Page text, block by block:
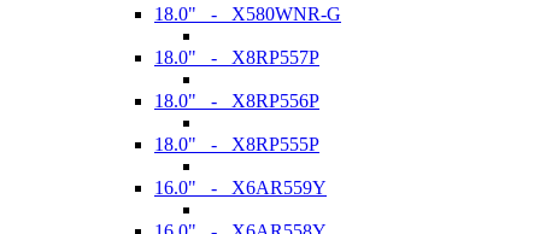
18.0" - X580WNR-G
18.0" - X8RP557P
18.0" - X8RP556P
18.0" - X8RP555P
16.0" - X6AR559Y